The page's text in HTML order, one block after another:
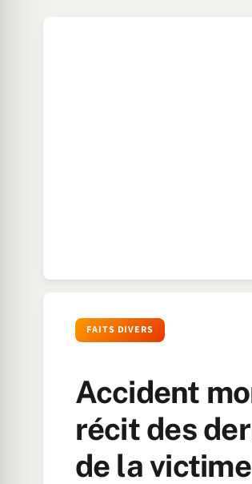
FAITS DIVERS
Accident
récit des
de la victime